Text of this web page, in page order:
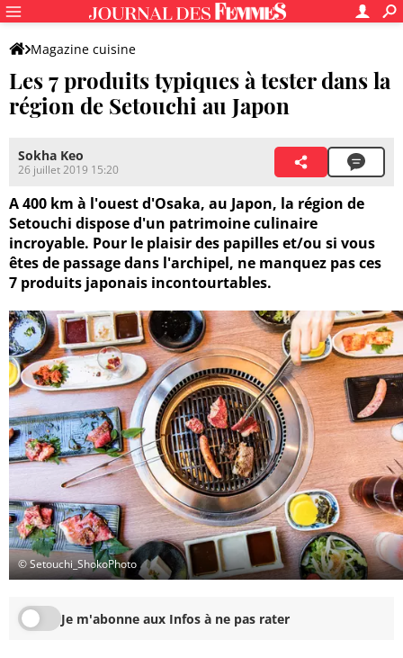
Magazine cuisine
Les 7 produits typiques à tester dans la
région de Setouchi au Japon
Sokha Keo
26 juillet 2019 15:20
A 400 km à l'ouest d'Osaka, au Japon, la région de
Setouchi dispose d'un patrimoine culinaire
incroyable. Pour le plaisir des papilles et/ou si vous
êtes de passage dans l'archipel, ne manquez pas ces
7 produits japonais incontourtables.
© Setouchi_ShokoPhoto
Je m'abonne aux Infos à ne pas rater